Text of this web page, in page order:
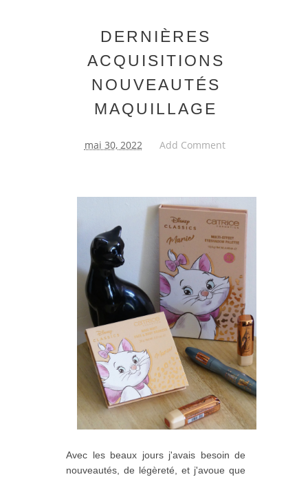
DERNIÈRES
ACQUISITIONS
NOUVEAUTÉS
MAQUILLAGE
mai 30, 2022 Add Comment
Avec les beaux jours j'avais besoin de
nouveautés, de légèreté, et j'avoue que